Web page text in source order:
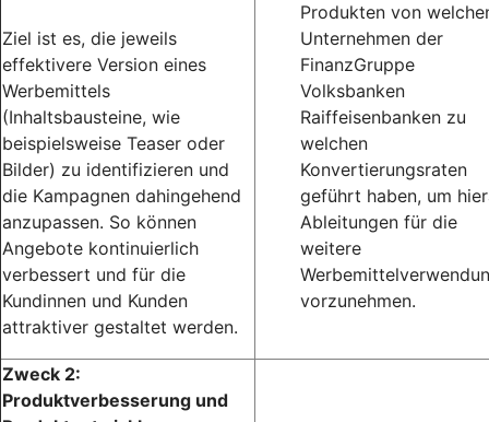
Ziel ist es, die jeweils
effektivere Version eines
Werbemittels
(Inhaltsbausteine, wie
beispielsweise Teaser oder
Bilder) zu identifizieren und
die Kampagnen dahingehend
anzupassen. So können
Angebote kontinuierlich
verbessert und für die
Kundinnen und Kunden
attraktiver gestaltet werden.
Produkten von
Unternehmen der
FinanzGruppe
Volksbanken
Raiffeisenbanken zu
welchen
Konvertierungsraten
geführt haben, um
Ableitungen für die
weitere
vorzunehmen.
Zweck 2:
Produktverbesserung und